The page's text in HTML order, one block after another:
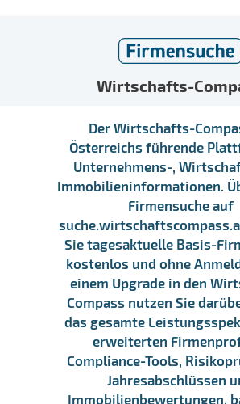
Wirtschafts-
Der Wirtschafts-
Österreichs führende
Unternehmens-,
Immobilieninformationen.
Firmensuche auf
Sie tagesaktuelle Basis-
kostenlos und ohne
einem Upgrade in den
Compass nutzen Sie
das gesamte
erweiterten
Compliance-Tools,
Jahresabschlüssen
Immobilienbewertungen,